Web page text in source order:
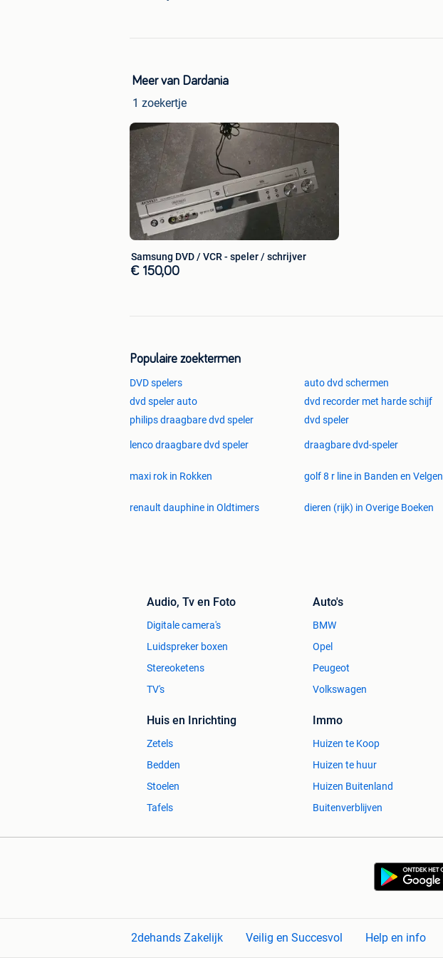
Meer van Dardania
1 zoekertje
Samsung DVD / VCR - speler / schrijver
€ 150,00
Populaire zoektermen
DVD spelers auto dvd schermen
dvd speler auto
dvd recorder met harde schijf
philips draagbare dvd speler
dvd speler
lenco draagbare dvd speler draagbare dvd-speler
maxi rok in Rokken golf 8 r line in Banden en Velgen
renault dauphine in Oldtimers dieren (rijk) in Overige Boeken
Audio, Tv en Foto
Digitale camera's
Luidspreker boxen
Stereoketens
TV's
Auto's
BMW
Opel
Peugeot
Volkswagen
Huis en Inrichting
Zetels
Bedden
Stoelen
Tafels
Immo
Huizen te Koop
Huizen te huur
Huizen Buitenland
Buitenverblijven
2dehands Zakelijk Veilig en Succesvol Help en info